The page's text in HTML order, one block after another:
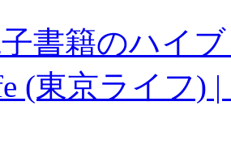
書籍のハイ
(東京ライフ)